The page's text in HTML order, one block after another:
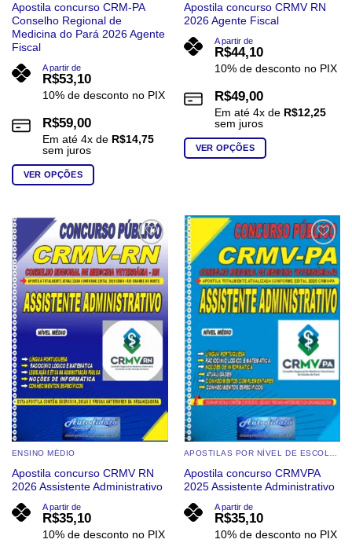
Apostila concurso CRM-PA
Conselho Regional de
Medicina do Pará 2026 Agente
Fiscal
A partir de
R$53,10
10% de desconto no PIX
R$59,00
Em até 4x de R$14,75
sem juros
VER OPÇÕES
tem
várias
variantes.
As
opções
podem
ser
escolhidas
na
página
do
produto
Apostila concurso CRMV RN
2026 Agente Fiscal
A partir de
R$44,10
10% de desconto no PIX
R$49,00
Em até 4x de R$12,25
sem juros
VER OPÇÕES
várias
variantes.
As
opções
podem
ser
escolhidas
na
página
do
produto
Add to
wishlist
ENSINO MÉDIO
Apostila concurso CRMV RN
2026 Assistente Administrativo
A partir de
R$35,10
10% de desconto no PIX
Add to
wishlist
Apostila concurso CRMVPA
2025 Assistente Administrativo
A partir de
R$35,10
10% de desconto no PIX